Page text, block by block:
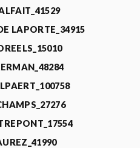
LAPORTE_34915